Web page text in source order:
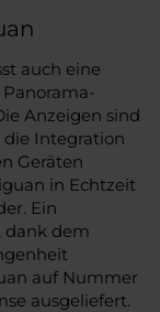
auch eine
Anzeigen sind
Integration
Geräten
in Echtzeit
Ein
dank dem
auf Nummer
ausgeliefert.